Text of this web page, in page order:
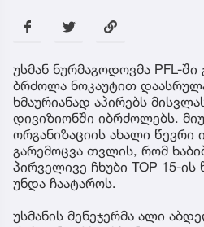
უსმან ნურმაგოდოვმა PFL-
ბრძოლა ნოკაუტით
ხმაურიანად აპირებს
დივიზიონში იბრძოლებს.
ორგანიზაციის ახალი წევრი
გარემოცვა თვლის, რომ
პირველივე ჩხუბი TOP 15-
უნდა ჩაატაროს.
უსმანის მენეჯერმა ალი